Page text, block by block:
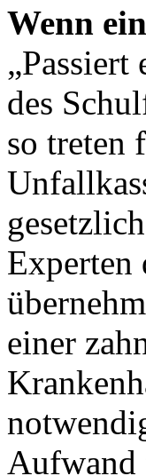
Wenn
des
so treten
Experten
einer
Aufwand